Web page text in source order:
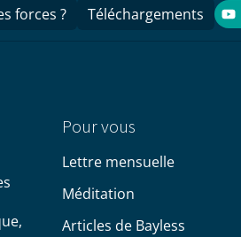
forces ? Téléchargements
Pour vous
Lettre mensuelle
Méditation
Articles de Bayless